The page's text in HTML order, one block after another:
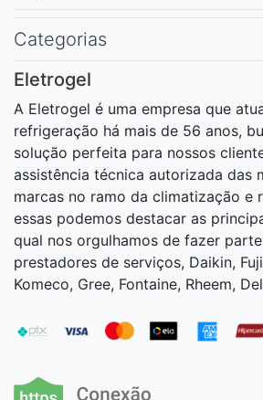
Categorias
Eletrogel
A Eletrogel é uma empresa que
refrigeração há mais de 56 anos,
solução perfeita para nossos
assistência técnica autorizada das
marcas no ramo da climatização e
essas podemos destacar as
qual nos orgulhamos de fazer
prestadores de serviços, Daikin,
Komeco, Gree, Fontaine, Rheem,